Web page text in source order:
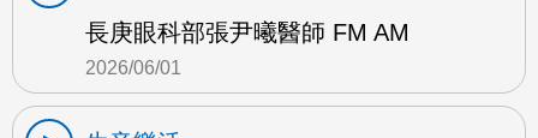
長庚眼科部張尹曦醫師 FM AM
2026/06/01